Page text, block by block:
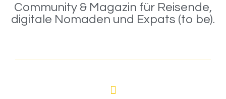
Community & Magazin für Reisende,
digitale Nomaden und Expats (to be).